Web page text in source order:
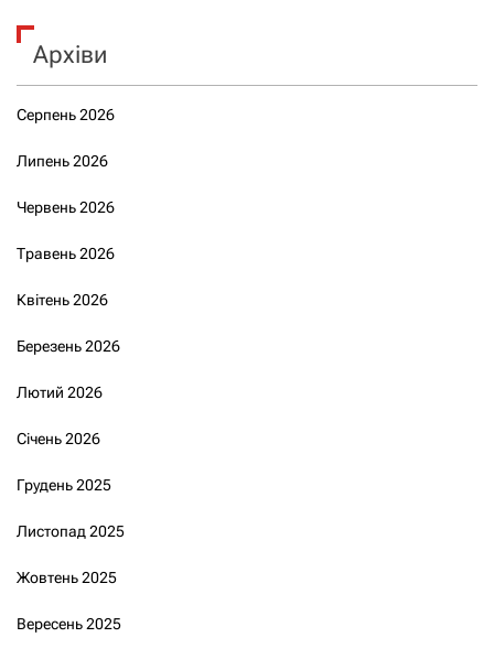
Архіви
Серпень 2026
Липень 2026
Червень 2026
Травень 2026
Квітень 2026
Березень 2026
Лютий 2026
Січень 2026
Грудень 2025
Листопад 2025
Жовтень 2025
Вересень 2025